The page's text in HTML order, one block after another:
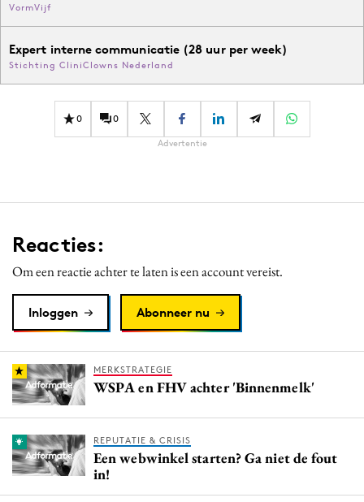
VormVijf
Expert interne communicatie (28 uur per week)
Stichting CliniClowns Nederland
0 0
Advertentie
Reacties:
Om een reactie achter te laten is een account vereist.
Inloggen Abonneer nu
MERKSTRATEGIE
WSPA en FHV achter 'Binnenmelk'
REPUTATIE & CRISIS
Een webwinkel starten? Ga niet de fout
in!